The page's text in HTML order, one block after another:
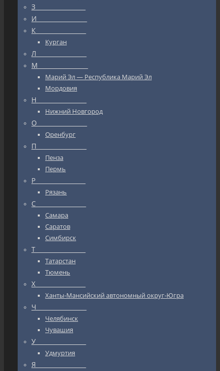
З_________________
И_________________
К_________________
Курган
Л_________________
М_________________
Марий Эл — Республика Марий Эл
Мордовия
Н_________________
Нижний Новгород
О_________________
Оренбург
П_________________
Пенза
Пермь
Р_________________
Рязань
С_________________
Самара
Саратов
Симбирск
Т_________________
Татарстан
Тюмень
Х_________________
Ханты-Мансийский автономный округ-Югра
Ч_________________
Челябинск
Чувашия
У_________________
Удмуртия
Я_________________